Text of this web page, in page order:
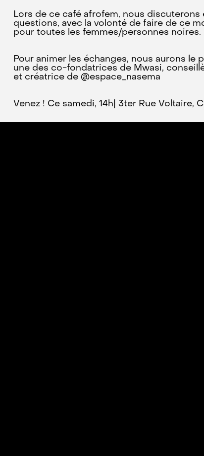
Lors de ce café afrofem, nous discuterons
questions, avec la volonté de faire de ce
pour toutes les femmes/personnes noires.
Pour animer les échanges, nous aurons le
une des co-fondatrices de Mwasi,
et créatrice de @espace_nasema
Venez ! Ce samedi, 14h| 3ter Rue Voltaire,